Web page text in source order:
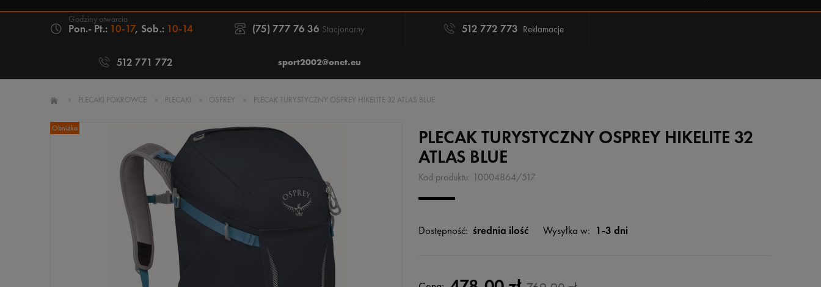
Pon.- Pt.: 10-17, Sob.: 10-14 (75) 777 76 36 Stacjonarny 512 772 773 Reklamacje
512 771 772 sport2002@onet.eu
» PLECAKI POKROWCE » PLECAKI » OSPREY » PLECAK TURYSTYCZNY OSPREY HIKELITE 32 ATLAS BLUE
Obniżka
PLECAK TURYSTYCZNY OSPREY HIKELITE 32
ATLAS BLUE
Kod produktu: 10004864/517
Dostępność: średnia ilość Wysyłka w: 1-3 dni